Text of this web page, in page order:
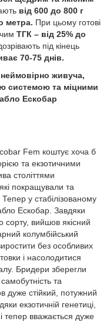
від 600 до 800 г
метра. При цьому готові
ТГК – від 25% до
під кінець
70-75 днів.
неймовірно живуча,
системою та міцними
Ескобар
Fem коштує хоча б
та екзотичними
століттями
покращували та
у стабілізованому
Ескобар. Завдяки
сорту, вийшов якісний
колумбійський
без особливих
і насолодитися
Бридери зберегли
та
дуже стійкий, потужний
екзотичній генетиці,
тепер вважається дуже